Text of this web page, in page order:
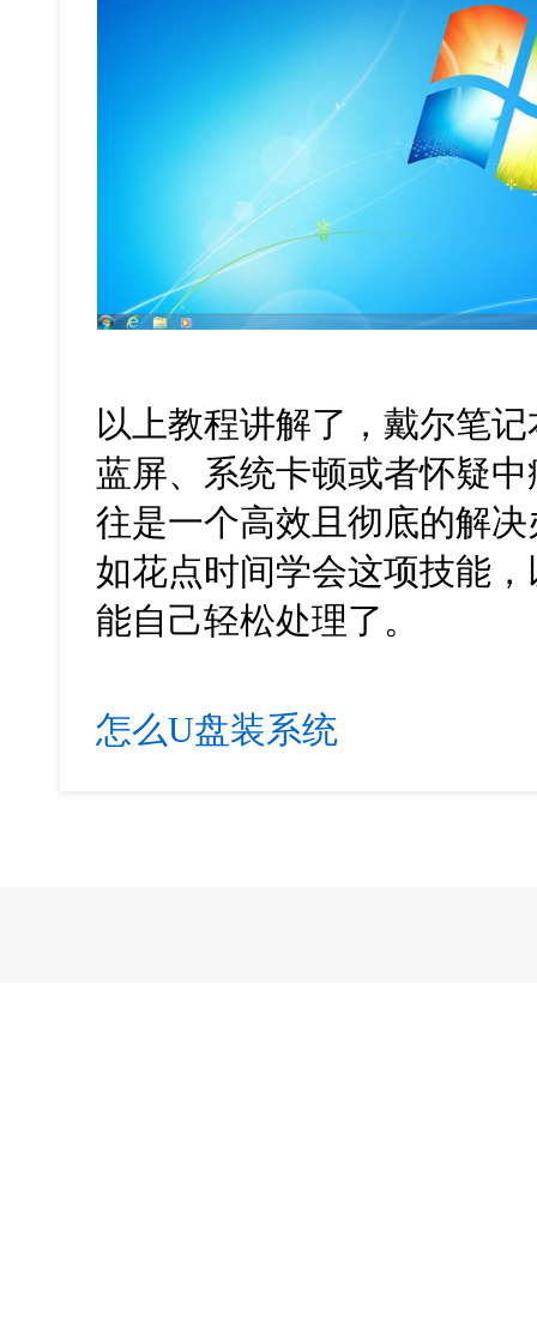
以上教程讲解了，戴尔笔
蓝屏、系统卡顿或者怀疑
往是一个高效且彻底的解
如花点时间学会这项技能
能自己轻松处理了。
怎么U盘装系统